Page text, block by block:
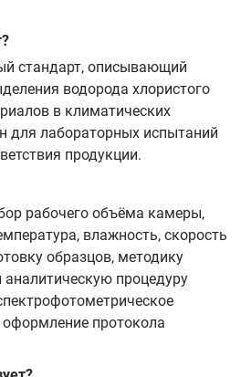
стандарт, описывающий
водорода хлористого
в климатических
для лабораторных испытаний
продукции.
рабочего объёма камеры,
влажность, скорость
образцов, методику
аналитическую процедуру
протокола